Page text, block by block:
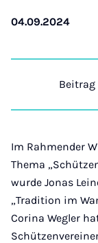
04.09.2024
Im Rahmender
Thema
wurde Jonas
„Tradition im
Corina Wegler